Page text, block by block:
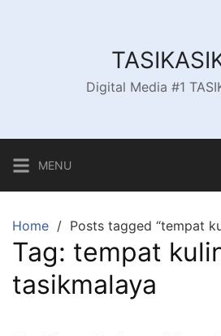
Digital Media #1
MENU
Home Posts tagged “tempat
Tag: tempat
tasikmalaya